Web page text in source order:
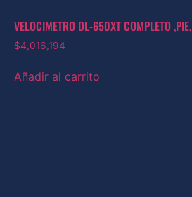
VELOCIMETRO DL-650XT COMPLETO ,PIE,
$4,016,194
Añadir al carrito